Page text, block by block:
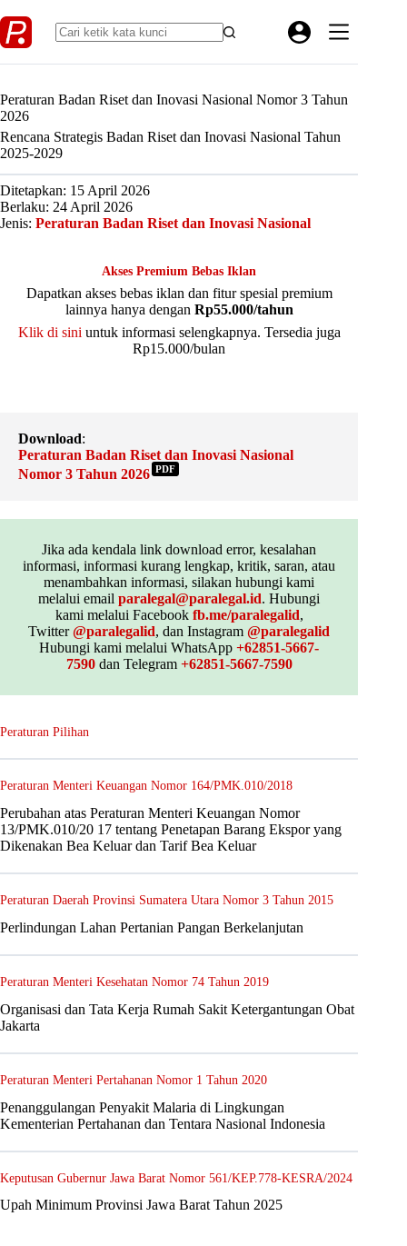
to
content
Peraturan Badan Riset dan Inovasi Nasional Nomor 3 Tahun
2026
Rencana Strategis Badan Riset dan Inovasi Nasional Tahun
2025-2029
Ditetapkan: 15 April 2026
Berlaku: 24 April 2026
Jenis: Peraturan Badan Riset dan Inovasi Nasional
Akses Premium Bebas Iklan
Dapatkan akses bebas iklan dan fitur spesial premium
lainnya hanya dengan Rp55.000/tahun
Klik di sini untuk informasi selengkapnya. Tersedia juga
Rp15.000/bulan
Download:
Peraturan Badan Riset dan Inovasi Nasional
Nomor 3 Tahun 2026 PDF
Jika ada kendala link download error, kesalahan
informasi, informasi kurang lengkap, kritik, saran, atau
menambahkan informasi, silakan hubungi kami
melalui emailparalegal@paralegal.id. Hubungi
kami melalui Facebook fb.me/paralegalid,
Twitter@paralegalid, dan Instagram@paralegalid
Hubungi kami melalui WhatsApp+62851-5667-
7590dan Telegram +62851-5667-7590
Peraturan Pilihan
Peraturan Menteri Keuangan Nomor 164/PMK.010/2018
Perubahan atas Peraturan Menteri Keuangan Nomor
13/PMK.010/20 17 tentang Penetapan Barang Ekspor yang
Dikenakan Bea Keluar dan Tarif Bea Keluar
Peraturan Daerah Provinsi Sumatera Utara Nomor 3 Tahun 2015
Perlindungan Lahan Pertanian Pangan Berkelanjutan
Peraturan Menteri Kesehatan Nomor 74 Tahun 2019
Organisasi dan Tata Kerja Rumah Sakit Ketergantungan Obat
Jakarta
Peraturan Menteri Pertahanan Nomor 1 Tahun 2020
Penanggulangan Penyakit Malaria di Lingkungan
Kementerian Pertahanan dan Tentara Nasional Indonesia
Keputusan Gubernur Jawa Barat Nomor 561/KEP.778-KESRA/2024
Upah Minimum Provinsi Jawa Barat Tahun 2025